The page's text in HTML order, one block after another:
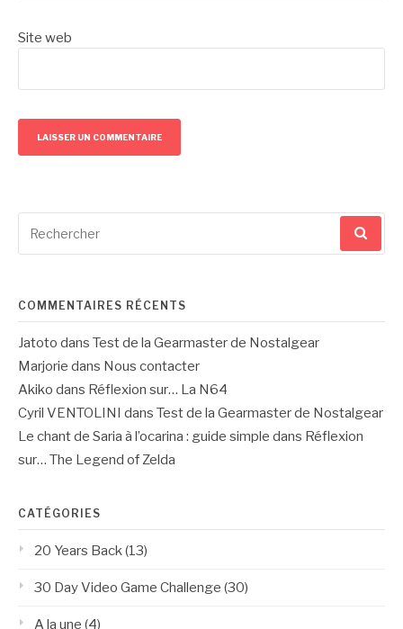
Site web
pour
COMMENTAIRES RÉCENTS
Jatoto dans Test de la Gearmaster de Nostalgear
Marjorie dans Nous contacter
Akiko dans Réflexion sur… La N64
Cyril VENTOLINI dans Test de la Gearmaster de Nostalgear
Le chant de Saria à l’ocarina : guide simple dans Réflexion
sur… The Legend of Zelda
CATÉGORIES
20 Years Back(13)
30 Day Video Game Challenge (30)
A la une (4)